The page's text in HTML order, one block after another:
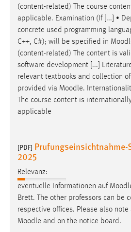
(content-related) The course
applicable. Examination (If [...] •
concrete used programming
C++, C#); will be specified in
(content-related) The content is
software development [...]
relevant textbooks and collection
provided via Moodle.
The course content is
applicable
[PDF] Prufungseinsichtnahme-
2025
Relevanz:
eventuelle Informationen auf
Brett. The other professors can be
respective offices. Please also
Moodle and on the notice board.
Cookie Laufzeit:
24 Stunden
STATISTIK
Statistik Cookies erfassen
Diese Informationen helfen uns
unsere Besucher unsere Website
_pk_ref, _pk_cvar, _pk_id, _pk_ses
Zugriffsstatistik
Cookie Laufzeit:
Max. 13 Monate